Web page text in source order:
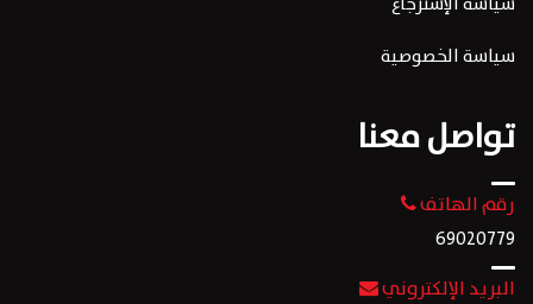
سياسة الخصوصية
تواصل معنا
رقم الهاتف
69020779
البريد الإلكتروني